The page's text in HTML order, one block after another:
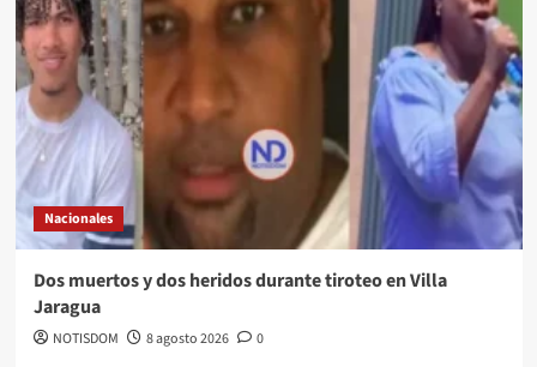
Nacionales
Dos muertos y dos heridos durante tiroteo en Villa
Jaragua
NOTISDOM 8 agosto 2026 0